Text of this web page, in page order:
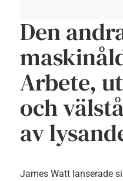
Den
Arbete,
och
av
James Watt lanserade